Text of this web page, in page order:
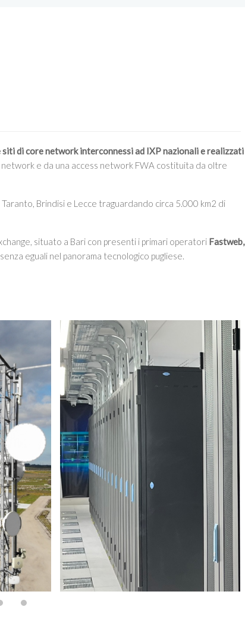
di core network interconnessi ad IXP nazionali e realizzati
e da una access network FWA costituita da oltre
Brindisi e Lecce traguardando circa 5.000 km2 di
situato a Bari con presenti i primari operatori Fastweb,
eguali nel panorama tecnologico pugliese.